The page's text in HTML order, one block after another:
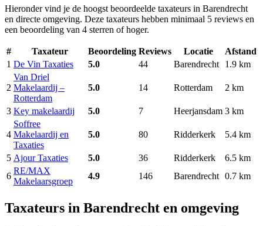
Hieronder vind je de hoogst beoordeelde taxateurs in Barendrecht
en directe omgeving. Deze taxateurs hebben minimaal 5 reviews en
een beoordeling van 4 sterren of hoger.
# Taxateur Beoordeling Reviews Locatie
Afstand
1 De Vin Taxaties 5.0 44 Barendrecht 1.9 km
2
Van Driel
Makelaardij –
Rotterdam
5.0 14 Rotterdam 2 km
3 Key makelaardij 5.0 7 Heerjansdam 3 km
4
Soffree
Makelaardij en
Taxaties
5.0 80 Ridderkerk 5.4 km
5 Ajour Taxaties 5.0 36 Ridderkerk
6.5 km
6
RE/MAX
Makelaarsgroep
4.9 146 Barendrecht 0.7 km
Taxateurs in Barendrecht en omgeving